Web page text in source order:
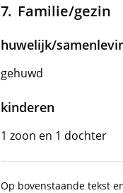
Familie/gezin
huwelijk/
gehuwd
kinderen
1 zoon en 1 dochter
Op bovenstaande tekst